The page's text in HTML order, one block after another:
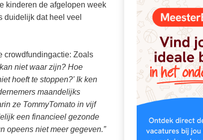
kinderen de afgelopen week
duidelijk dat heel veel
crowdfundingactie: Zoals
niet waar zijn? Hoe
hoeft te stoppen?' Ik ken
maandelijks
ze TommyTomato in vijf
een financieel gezonde
opeens niet meer gegeven.”